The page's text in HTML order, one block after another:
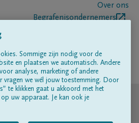
Over ons
Begrafenisondernemers
© DELA
Sommige zijn nodig voor de
en plaatsen we automatisch. Andere
analyse, marketing of andere
vragen we wél jouw toestemming. Door
te klikken gaat u akkoord met het
uw apparaat. Je kan ook je